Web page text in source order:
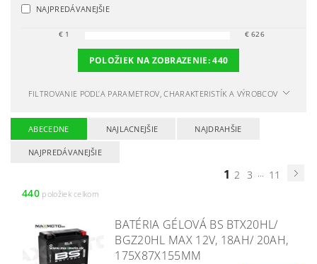
NAJPREDÁVANEJŠIE
€ 1 €626
POLOŽIEK NA ZOBRAZENIE:440
FILTROVANIE PODĽA PARAMETROV, CHARAKTERISTÍK A VÝROBCOV
ABECEDNE NAJLACNEJŠIE NAJDRAHŠIE
NAJPREDÁVANEJŠIE
1 2 3 ... 11
440položiek celkom
BATÉRIA GÉLOVÁ BS BTX20HL/
BGZ20HL MAX 12V, 18AH/ 20AH,
175X87X155MM